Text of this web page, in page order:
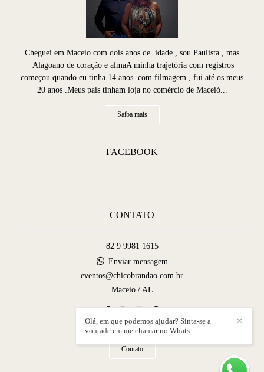
Cheguei em Maceio com dois anos de idade , sou Paulista , mas
Alagoano de coração e almaA minha trajetória com registros
começou quando eu tinha 14 anos com filmagem , fui até os meus
20 anos .Meus pais tinham loja no comércio de Maceió...
Saiba mais
FACEBOOK
CONTATO
82 9 9981 1615
Enviar mensagem
eventos@chicobrandao.com.br
Maceio / AL
Contato
✕
Olá, em que podemos ajudar? Sinta-se a
vontade em me chamar no Whats.